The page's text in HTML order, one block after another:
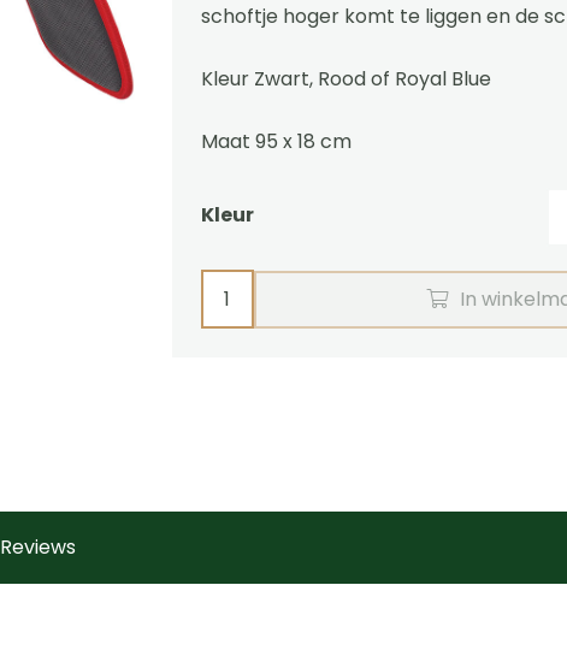
schoftje hoger komt te liggen en de
Kleur Zwart, Rood of Royal Blue
Maat 95 x 18 cm
Kleur
Schoftverhoger
foam
In
Reviews